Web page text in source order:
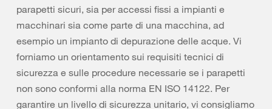
parapetti sicuri, sia per accessi fissi a impianti e
macchinari sia come parte di una macchina, ad
esempio un impianto di depurazione delle acque. Vi
forniamo un orientamento sui requisiti tecnici di
sicurezza e sulle procedure necessarie se i parapetti
non sono conformi alla norma EN ISO 14122. Per
garantire un livello di sicurezza unitario, vi consigliamo